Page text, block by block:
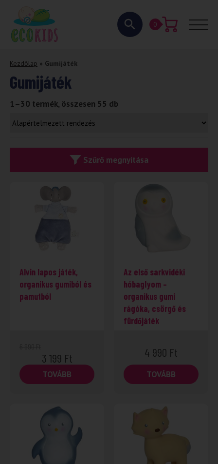
0
Kezdőlap » Gumijáték
Gumijáték
1–30 termék, összesen 55 db
Szűrő megnyitása
Alvin lapos játék,
organikus gumiból és
pamutból
3 199 Ft
TOVÁBB
Az első sarkvidéki
hóbaglyom –
organikus gumi
rágóka, csörgő és
fürdőjáték
4 990 Ft
TOVÁBB